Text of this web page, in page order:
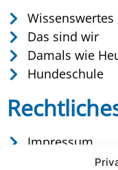
Wissenswertes
Das sind wir
Damals wie
Hundeschule
Impressum
Datenschutz